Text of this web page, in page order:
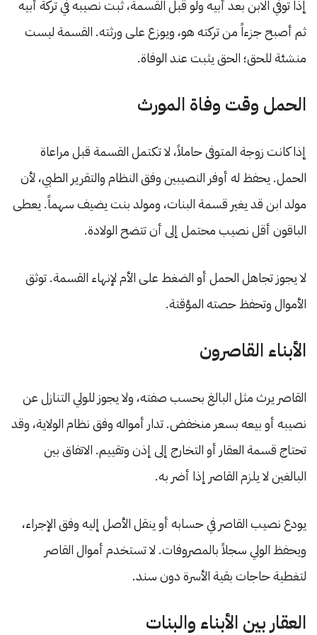
إذا توفي الابن بعد أبيه ولو قبل القسمة، ثبت نصيبه في تركة أبيه
ثم أصبح جزءاً من تركته هو، ويوزع على ورثته. القسمة ليست
منشئة للحق؛ الحق يثبت عند الوفاة.
الحمل وقت وفاة المورث
إذا كانت زوجة المتوفى حاملاً، لا تكتمل القسمة قبل مراعاة
الحمل. يحفظ له أوفر النصيبين وفق النظام والتقرير الطبي، لأن
مولد ابن قد يغير قسمة البنات، ومولد بنت يضيف سهماً. يعطى
الباقون أقل نصيب محتمل إلى أن تتضح الولادة.
لا يجوز تجاهل الحمل أو الضغط على الأم لإنهاء القسمة. توثق
الأموال وتحفظ حصته المؤقتة.
الأبناء القاصرون
القاصر يرث مثل البالغ بحسب صفته، ولا يجوز للولي التنازل عن
نصيبه أو بيعه بسعر منخفض. تدار أمواله وفق نظام الولاية، وقد
تحتاج قسمة العقار أو التخارج إلى إذن وتقييم. الاتفاق بين
البالغين لا يلزم القاصر إذا أضر به.
يودع نصيب القاصر في حسابه أو ينقل الأصل إليه وفق الإجراء،
ويحفظ الولي سجلاً بالمصروفات. لا تستخدم أموال القاصر
لتغطية حاجات بقية الأسرة دون سند.
العقار بين الأبناء والبنات